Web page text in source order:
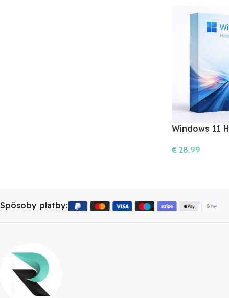
Windows 11
€ 28.99
Spôsoby platby: